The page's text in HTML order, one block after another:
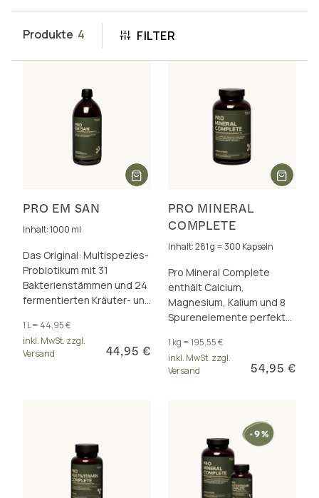
Produkte 4 FILTER
PRO EM SAN
Inhalt: 1000 ml
Das Original: Multispezies-
Probiotikum mit 31
Bakterienstämmen und 24
fermentierten Kräuter- und
Mrd. KBE/Tagesdosis. Frei
von Zusätzen.
1 L = 44,95 €
inkl. MwSt. zzgl.
Versand
44,95 €
PRO MINERAL
COMPLETE
Inhalt: 281 g = 300 Kapseln
Pro Mineral Complete
enthält Calcium,
Magnesium, Kalium und 8
Spurenelemente perfekt
17 hervorragend
bioverfügbare Formen.
1 kg = 195,55 €
inkl. MwSt. zzgl.
Versand
54,95 €